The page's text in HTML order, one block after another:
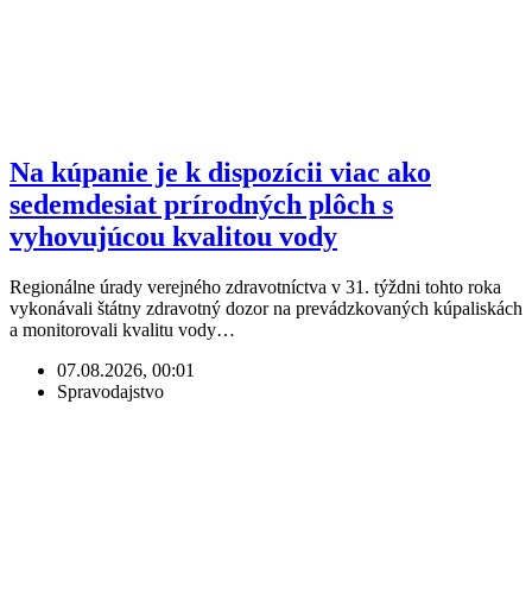
Na kúpanie je k dispozícii viac ako
sedemdesiat prírodných plôch s
vyhovujúcou kvalitou vody
Regionálne úrady verejného zdravotníctva v 31. týždni tohto roka
vykonávali štátny zdravotný dozor na prevádzkovaných kúpaliskách
a monitorovali kvalitu vody…
07.08.2026, 00:01
Spravodajstvo